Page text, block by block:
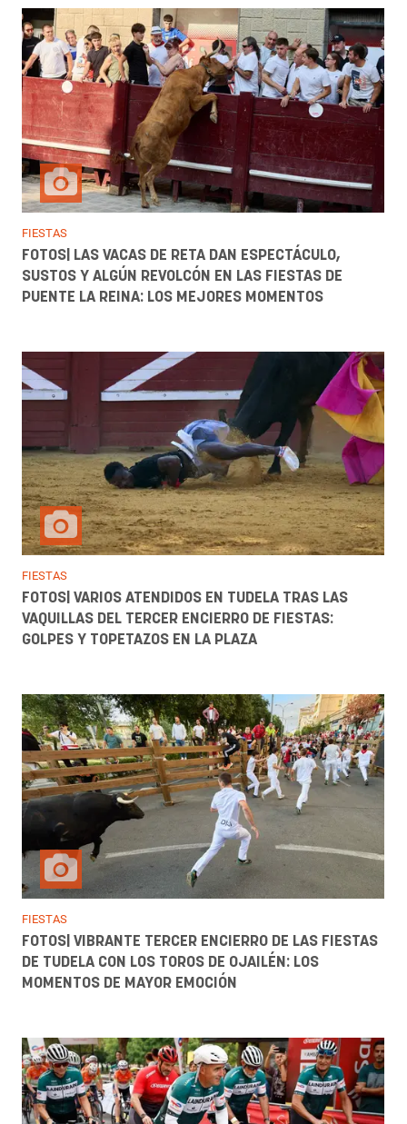
FIESTAS
FOTOS| LAS VACAS DE RETA DAN ESPECTÁCULO,
SUSTOS Y ALGÚN REVOLCÓN EN LAS FIESTAS DE
PUENTE LA REINA: LOS MEJORES MOMENTOS
FIESTAS
FOTOS| VARIOS ATENDIDOS EN TUDELA TRAS LAS
VAQUILLAS DEL TERCER ENCIERRO DE FIESTAS:
GOLPES Y TOPETAZOS EN LA PLAZA
FIESTAS
FOTOS| VIBRANTE TERCER ENCIERRO DE LAS FIESTAS
DE TUDELA CON LOS TOROS DE OJAILÉN: LOS
MOMENTOS DE MAYOR EMOCIÓN